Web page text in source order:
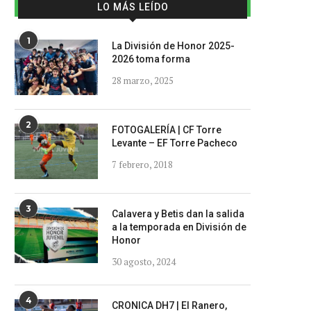
LO MÁS LEÍDO
1
La División de Honor 2025-
2026 toma forma
28 marzo, 2025
2
FOTOGALERÍA | CF Torre
Levante – EF Torre Pacheco
7 febrero, 2018
3
Calavera y Betis dan la salida
a la temporada en División de
Honor
30 agosto, 2024
4 CRONICA DH7 | El Ranero,